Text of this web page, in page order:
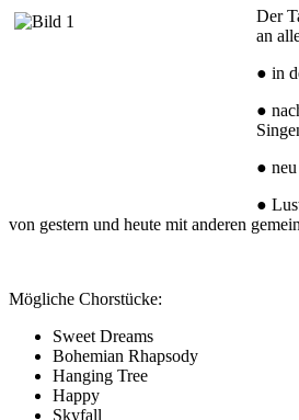
Der
an
● in
●
●
●
von gestern und heute mit anderen
Mögliche Chorstücke:
Sweet Dreams
Bohemian Rhapsody
Hanging Tree
Happy
Skyfall